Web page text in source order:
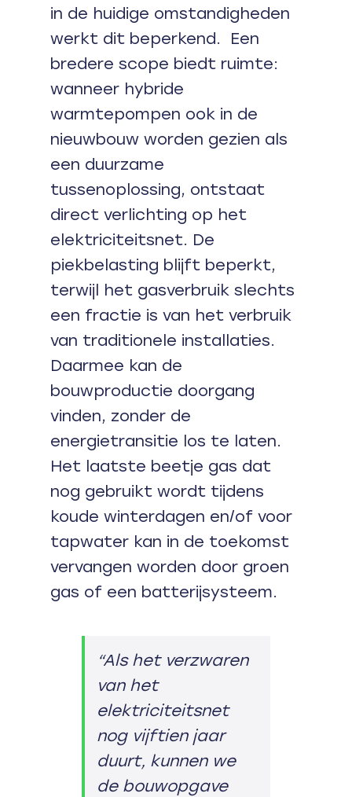
in de huidige omstandigheden
werkt dit beperkend. Een
bredere scope biedt ruimte:
wanneer hybride
warmtepompen ook in de
nieuwbouw worden gezien als
een duurzame
tussenoplossing, ontstaat
direct verlichting op het
elektriciteitsnet. De
piekbelasting blijft beperkt,
terwijl het gasverbruik slechts
een fractie is van het verbruik
van traditionele installaties.
Daarmee kan de
bouwproductie doorgang
vinden, zonder de
energietransitie los te laten.
Het laatste beetje gas dat
nog gebruikt wordt tijdens
koude winterdagen en/of voor
tapwater kan in de toekomst
vervangen worden door groen
gas of een batterijsysteem.
“Als het verzwaren
van het
elektriciteitsnet
nog vijftien jaar
duurt, kunnen we
de bouwopgave